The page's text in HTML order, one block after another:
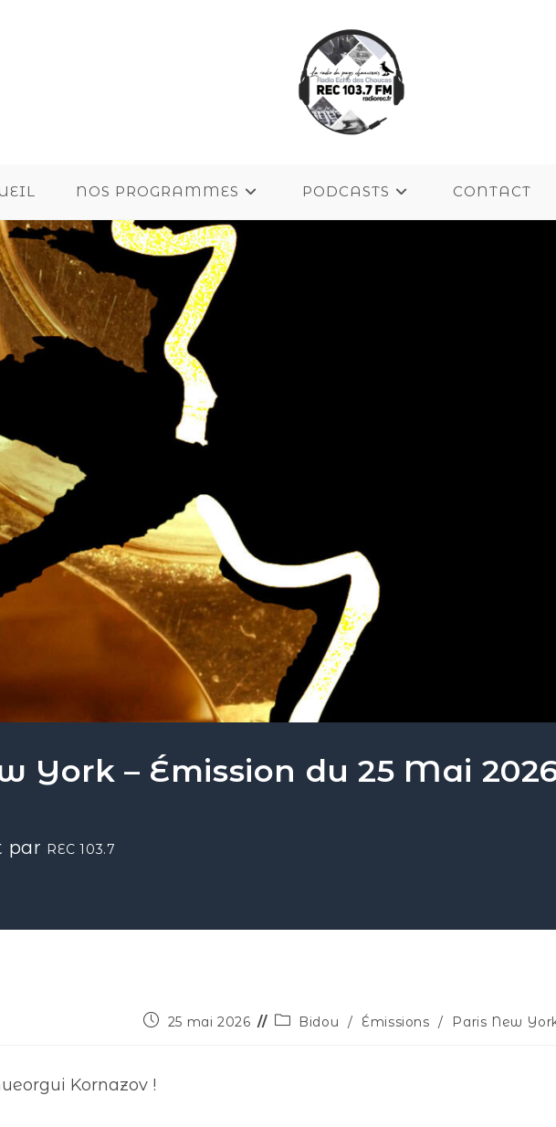
NOS PROGRAMMES PODCASTS CONTACT
York – Émission du 25 Mai
par REC 103.7
25 mai 2026 Bidou / Émissions / Paris New
Kornazov !